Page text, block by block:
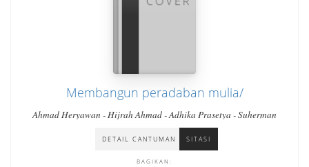
Membangun peradaban mulia/
Ahmad Heryawan - Hijrah Ahmad - Adhika Prasetya - Suherman
DETAIL CANTUMAN SITASI
BAGIKAN: